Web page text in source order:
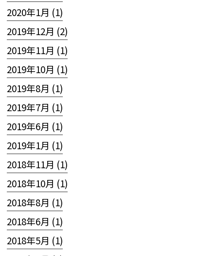
2020年1月 (1)
2019年12月 (2)
2019年11月 (1)
2019年10月 (1)
2019年8月 (1)
2019年7月 (1)
2019年6月 (1)
2019年1月 (1)
2018年11月 (1)
2018年10月 (1)
2018年8月 (1)
2018年6月 (1)
2018年5月 (1)